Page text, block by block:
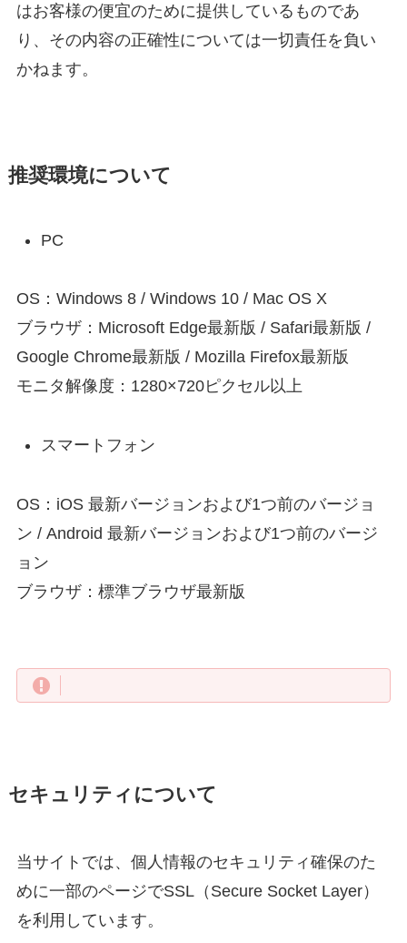
はお客様の便宜のために提供しているものであ
り、その内容の正確性については一切責任を負い
かねます。
推奨環境について
PC
OS：Windows 8 / Windows 10 / Mac OS X
ブラウザ：Microsoft Edge最新版 / Safari最新版 /
Google Chrome最新版 / Mozilla Firefox最新版
モニタ解像度：1280×720ピクセル以上
スマートフォン
OS：iOS 最新バージョンおよび1つ前のバージョ
ン / Android 最新バージョンおよび1つ前のバージ
ョン
ブラウザ：標準ブラウザ最新版
セキュリティについて
当サイトでは、個人情報のセキュリティ確保のた
めに一部のページでSSL（Secure Socket Layer）
を利用しています。